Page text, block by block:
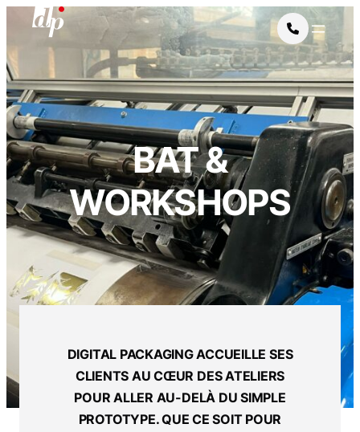
BAT &
WORKSHOPS
DIGITAL PACKAGING ACCUEILLE SES
CLIENTS AU CŒUR DES ATELIERS
POUR ALLER AU-DELÀ DU SIMPLE
PROTOTYPE. QUE CE SOIT POUR